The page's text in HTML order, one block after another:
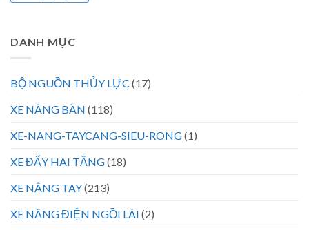
DANH MỤC
BỘ NGUỒN THỦY LỰC (17)
XE NÂNG BÀN (118)
XE-NANG-TAYCANG-SIEU-RONG(1)
XE ĐẨY HAI TẦNG(18)
XE NÂNG TAY(213)
XE NÂNG ĐIỆN NGỒI LÁI (2)